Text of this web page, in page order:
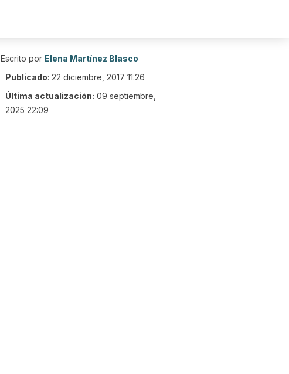
Escrito por Elena Martínez Blasco
Publicado: 22 diciembre, 2017 11:26
Última actualización: 09 septiembre,
2025 22:09